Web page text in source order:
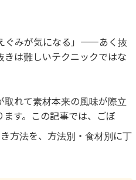
ぐみが気になる」——あく抜
は難しいテクニックではな
れて素材本来の風味が際立
す。この記事では、ごぼ
方法を、方法別・食材別に丁